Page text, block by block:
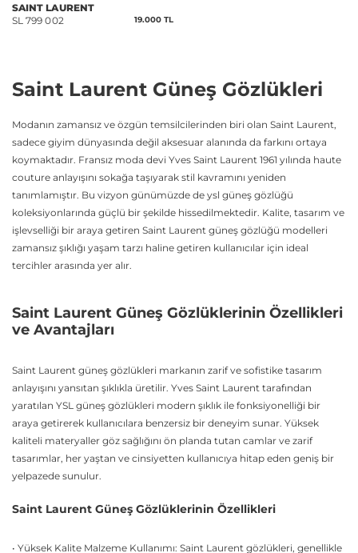
SAINT LAURENT
SL 799 002
19.000 TL
Saint Laurent Güneş Gözlükleri
Modanın zamansız ve özgün temsilcilerinden biri olan Saint Laurent,
sadece giyim dünyasında değil aksesuar alanında da farkını ortaya
koymaktadır. Fransız moda devi Yves Saint Laurent 1961 yılında haute
couture anlayışını sokağa taşıyarak stil kavramını yeniden
tanımlamıştır. Bu vizyon günümüzde de ysl güneş gözlüğü
koleksiyonlarında güçlü bir şekilde hissedilmektedir. Kalite, tasarım ve
işlevselliği bir araya getiren Saint Laurent güneş gözlüğü modelleri
zamansız şıklığı yaşam tarzı haline getiren kullanıcılar için ideal
tercihler arasında yer alır.
Saint Laurent Güneş Gözlüklerinin Özellikleri
ve Avantajları
Saint Laurent güneş gözlükleri markanın zarif ve sofistike tasarım
anlayışını yansıtan şıklıkla üretilir. Yves Saint Laurent tarafından
yaratılan YSL güneş gözlükleri modern şıklık ile fonksiyonelliği bir
araya getirerek kullanıcılara benzersiz bir deneyim sunar. Yüksek
kaliteli materyaller göz sağlığını ön planda tutan camlar ve zarif
tasarımlar, her yaştan ve cinsiyetten kullanıcıya hitap eden geniş bir
yelpazede sunulur.
Saint Laurent Güneş Gözlüklerinin Özellikleri
• Yüksek Kalite Malzeme Kullanımı: Saint Laurent gözlükleri, genellikle